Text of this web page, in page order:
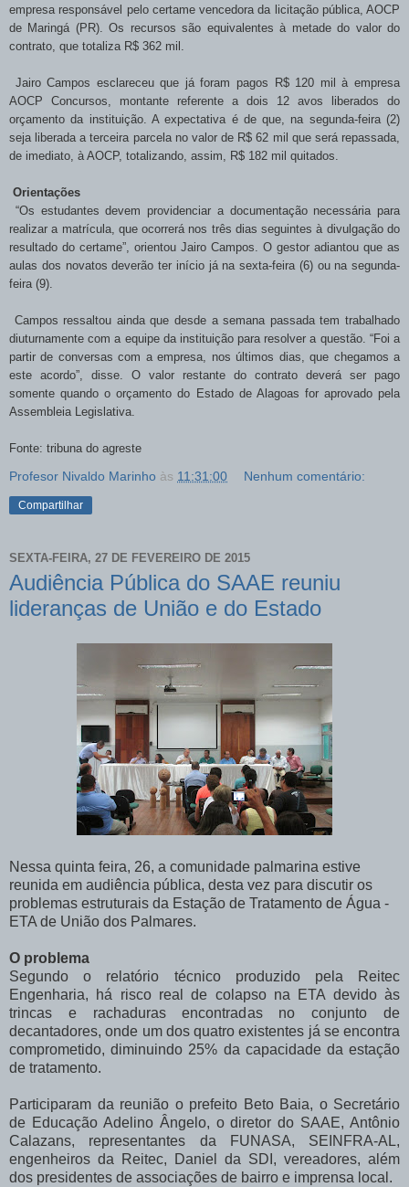
empresa responsável pelo certame vencedora da licitação pública, AOCP
de Maringá (PR). Os recursos são equivalentes à metade do valor do
contrato, que totaliza R$ 362 mil.
Jairo Campos esclareceu que já foram pagos R$ 120 mil à empresa
AOCP Concursos, montante referente a dois 12 avos liberados do
orçamento da instituição. A expectativa é de que, na segunda-feira (2)
seja liberada a terceira parcela no valor de R$ 62 mil que será repassada,
de imediato, à AOCP, totalizando, assim, R$ 182 mil quitados.
Orientações
“Os estudantes devem providenciar a documentação necessária para
realizar a matrícula, que ocorrerá nos três dias seguintes à divulgação do
resultado do certame”, orientou Jairo Campos. O gestor adiantou que as
aulas dos novatos deverão ter início já na sexta-feira (6) ou na segunda-
feira (9).
Campos ressaltou ainda que desde a semana passada tem trabalhado
diuturnamente com a equipe da instituição para resolver a questão. “Foi a
partir de conversas com a empresa, nos últimos dias, que chegamos a
este acordo”, disse. O valor restante do contrato deverá ser pago
somente quando o orçamento do Estado de Alagoas for aprovado pela
Assembleia Legislativa.
Fonte: tribuna do agreste
Profesor Nivaldo Marinho às 11:31:00 Nenhum comentário:
Compartilhar
SEXTA-FEIRA, 27 DE FEVEREIRO DE 2015
Audiência Pública do SAAE reuniu
lideranças de União e do Estado
Nessa quinta feira, 26, a comunidade palmarina estive
reunida em audiência pública, desta vez para discutir os
problemas estruturais da Estação de Tratamento de Água -
ETA de União dos Palmares.
O problema
Segundo o relatório técnico produzido pela Reitec
Engenharia, há risco real de colapso na ETA devido às
trincas e rachaduras encontradas no conjunto de
decantadores, onde um dos quatro existentes já se encontra
comprometido, diminuindo 25% da capacidade da estação
de tratamento.
Participaram da reunião o prefeito Beto Baia, o Secretário
de Educação Adelino Ângelo, o diretor do SAAE, Antônio
Calazans, representantes da FUNASA, SEINFRA-AL,
engenheiros da Reitec, Daniel da SDI, vereadores, além
dos presidentes de associações de bairro e imprensa local.